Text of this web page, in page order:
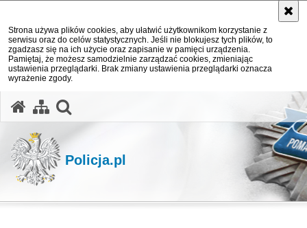
Strona używa plików cookies, aby ułatwić użytkownikom korzystanie z
serwisu oraz do celów statystycznych. Jeśli nie blokujesz tych plików, to
zgadzasz się na ich użycie oraz zapisanie w pamięci urządzenia.
Pamiętaj, że możesz samodzielnie zarządzać cookies, zmieniając
ustawienia przeglądarki. Brak zmiany ustawienia przeglądarki oznacza
wyrażenie zgody.
Policja.pl